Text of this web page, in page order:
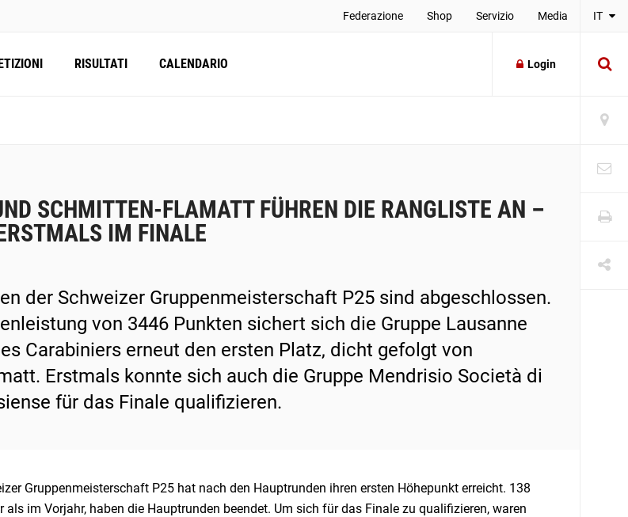
Federazione Shop Servizio Media IT
RISULTATI CALENDARIO Login
SCHMITTEN-FLAMATT FÜHREN DIE RANGLISTE AN –
IM FINALE
der Schweizer Gruppenmeisterschaft P25 sind abgeschlossen.
von 3446 Punkten sichert sich die Gruppe Lausanne
Carabiniers erneut den ersten Platz, dicht gefolgt von
Erstmals konnte sich auch die Gruppe Mendrisio Società di
für das Finale qualifizieren.
Gruppenmeisterschaft P25 hat nach den Hauptrunden ihren ersten Höhepunkt erreicht. 138
als im Vorjahr, haben die Hauptrunden beendet. Um sich für das Finale zu qualifizieren, waren